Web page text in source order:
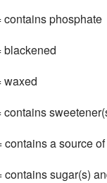
phosphate
a source of
sugar(s)